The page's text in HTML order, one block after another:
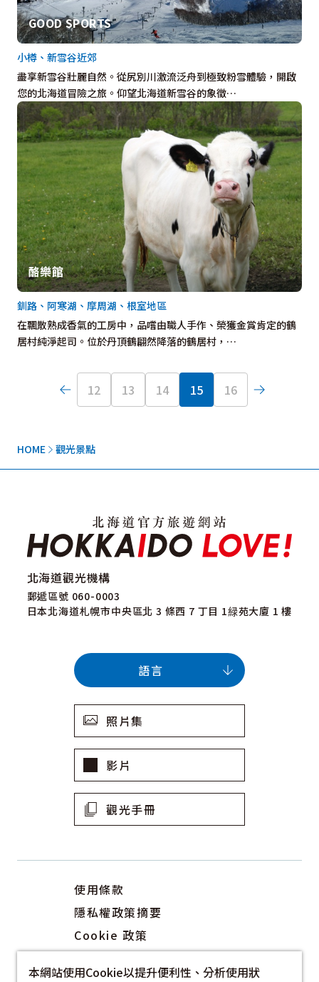
HOME 觀光景點
GOOD SPORTS
盡享新雪谷壯麗自然。從尻別川激流泛舟到極致粉雪體驗，開啟
您的北海道冒險之旅。仰望北海道新雪谷的象徵…
小樽、新雪谷近郊
酪樂館
在飄散熟成香氣的工房中，品嚐由職人手作、榮獲金賞肯定的鶴
居村純淨起司。位於丹頂鶴翩然降落的鶴居村，…
釧路、阿寒湖、摩周湖、根室地區
12 13 14 15 16
北海道觀光機構
郵遞區號 060-0003
日本北海道札幌市中央區北 3 條西 7 丁目 1緑苑大廈 1 樓
照片集
影片
觀光手冊
使用條款
隱私權政策摘要
Cookie 政策
語言
本網站使用Cookie以提升便利性、分析使用狀